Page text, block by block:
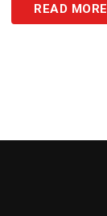
READ MORE